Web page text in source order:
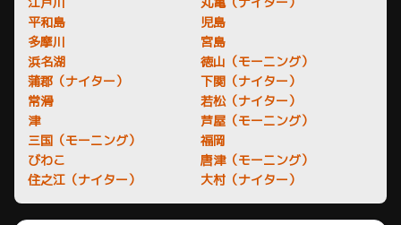
平和島
多摩川
浜名湖
蒲郡（ナイター）
常滑
津
三国（モーニング）
びわこ
住之江（ナイター）
児島
宮島
徳山（モーニング）
下関（ナイター）
若松（ナイター）
芦屋（モーニング）
福岡
唐津（モーニング）
大村（ナイター）